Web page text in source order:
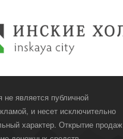
является публичной
и несет исключительно
характер. Открытие продаж